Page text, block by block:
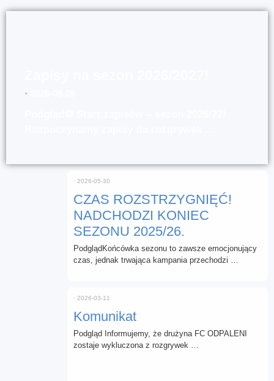
⋅
CZAS ROZSTRZYGNIĘĆ!
NADCHODZI KONIEC
SEZONU 2025/26.
⋅ 2026-05-30
PodglądKońcówka sezonu to zawsze emocjonujący
czas, jednak trwająca kampania przechodzi …
Komunikat
⋅ 2026-03-11
Podgląd Informujemy, że drużyna FC ODPALENI
zostaje wykluczona z rozgrywek …